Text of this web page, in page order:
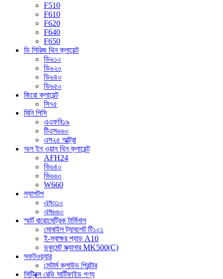
F510
F610
F620
F640
F650
ডি সিরিজ থিন ক্লায়েন্ট
ডি৬১০
ডি৬২০
ডি৬৪০
ডি৬৫০
জিরো ক্লায়েন্ট
সি৭৫
মিনি পিসি
এএফবি১৯
টিএস৬৬০
এস২৫ আল্ট্রা
অল ইন ওয়ান থিন ক্লায়েন্ট
AFH24
ভি৬৪০
ভি৬৬০
W660
ল্যাপটপ
এম৩১০
এম৬৬০
স্মার্ট বায়োমেট্রিক টার্মিনাল
মোবাইল ট্যাবলেট টি১০১
ই-স্বাক্ষর প্যাড A10
ডকুমেন্ট স্ক্যানার MK500(C)
সফটওয়্যার
সেন্টার্ম ক্লাউড প্রিন্টার
সিট্রিক্স রেডি সার্টিফাইড পণ্য